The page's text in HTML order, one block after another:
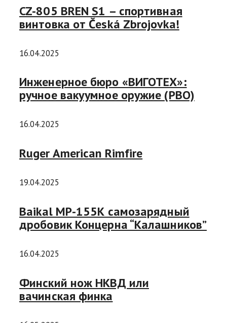
CZ-805 BREN S1 – спортивная
винтовка от Česká Zbrojovka!
16.04.2025
Инженерное бюро «ВИГОТЕХ»:
ручное вакуумное оружие (РВО)
16.04.2025
Ruger American Rimfire
19.04.2025
Baikal МР-155К самозарядный
дробовик Концерна “Калашников”
16.04.2025
Финский нож НКВД или
вачинская финка